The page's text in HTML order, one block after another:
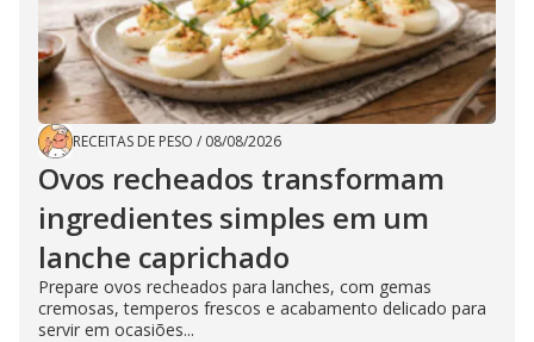
RECEITAS DE PESO / 08/08/2026
Ovos recheados transformam
ingredientes simples em um
lanche caprichado
Prepare ovos recheados para lanches, com gemas
cremosas, temperos frescos e acabamento delicado para
servir em ocasiões...